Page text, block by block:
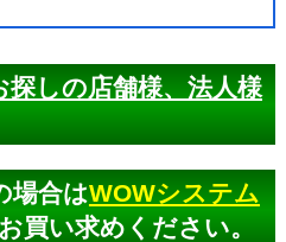
しの店舗様、法人様
場合はWOWシステム
買い求めください。